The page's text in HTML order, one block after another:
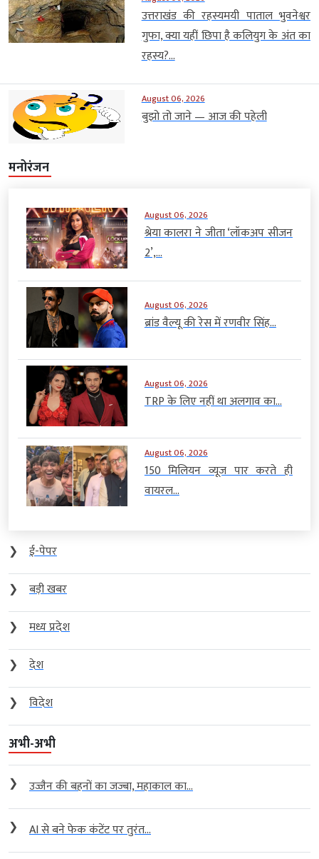
उत्तराखंड की रहस्यमयी पाताल भुवनेश्वर
गुफा, क्या यहीं छिपा है कलियुग के अंत का
रहस्य?...
August 06, 2026
बुझो तो जाने — आज की पहेली
मनोरंजन
August 06, 2026
श्रेया कालरा ने जीता ‘लॉकअप सीजन
2’,...
August 06, 2026
ब्रांड वैल्यू की रेस में रणवीर सिंह...
August 06, 2026
TRP के लिए नहीं था अलगाव का...
August 06, 2026
150 मिलियन व्यूज पार करते ही
वायरल...
❯
ई-पेपर
❯
बड़ी खबर
❯
मध्य प्रदेश
❯
देश
❯
विदेश
अभी-अभी
❯ उज्जैन की बहनों का जज्बा, महाकाल का...
❯ AI से बने फेक कंटेंट पर तुरंत...